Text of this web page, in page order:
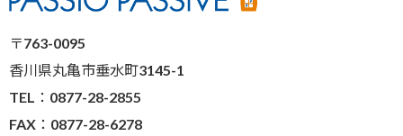
〒763-0095
香川県丸亀市垂水町3145-1
TEL：0877-28-2855
FAX：0877-28-6278